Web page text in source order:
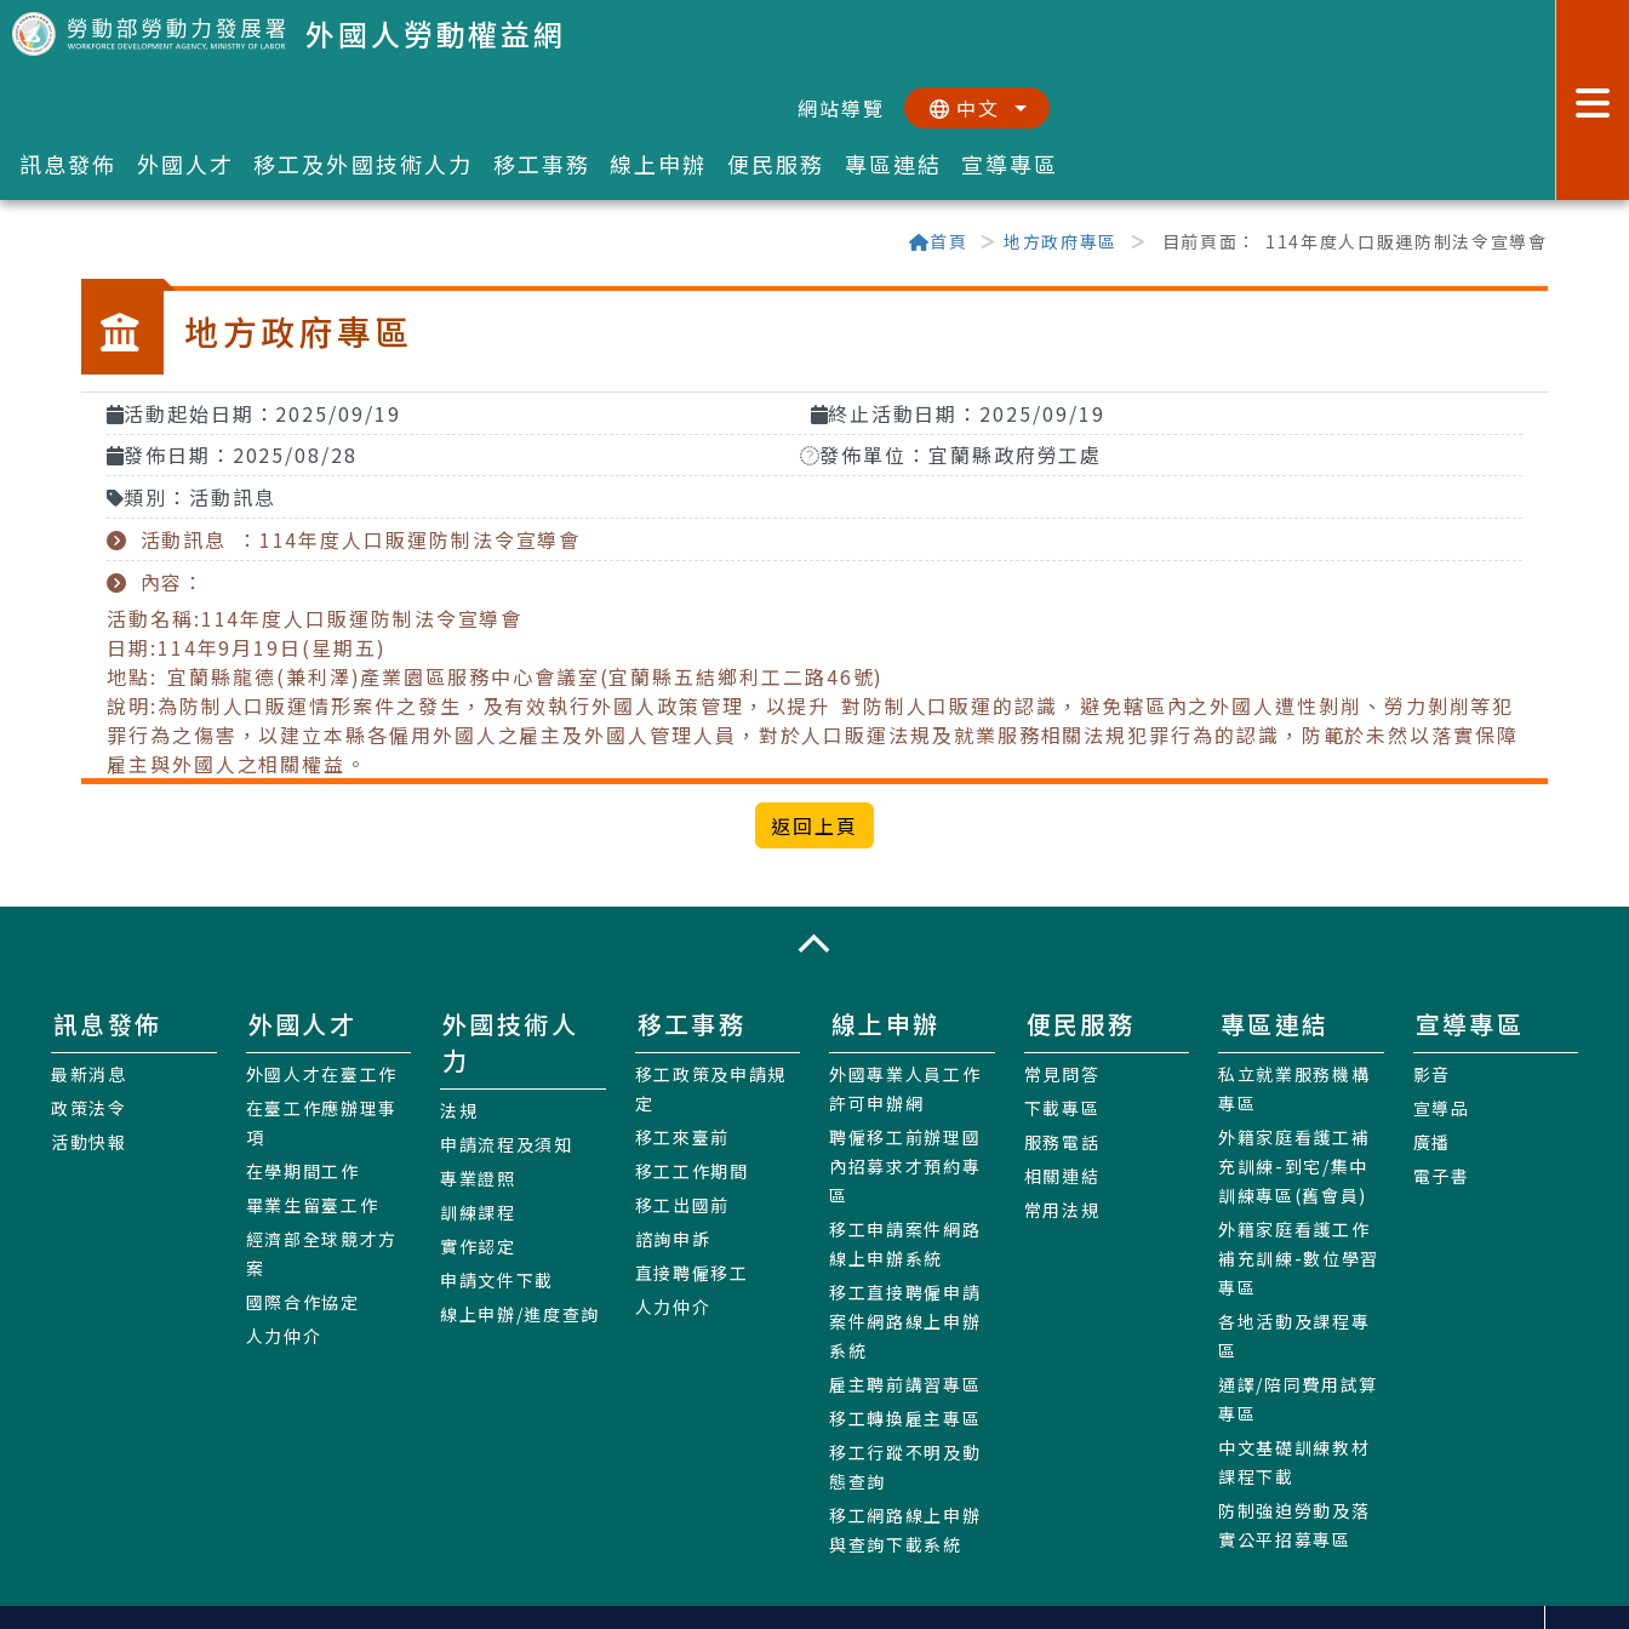
跳到主要內容區塊 外國人勞動權益網
:::網站導覽 中文
訊息發佈 外國人才 移工及外國技術人力 移工事務 線上申辦 便民服務 專區連結 宣導專區
首頁 地方政府專區 目前頁面： 114年度人口販運防制法令宣導會
地方政府專區
活動起始日期：2025/09/19
終止活動日期：2025/09/19
發佈日期：2025/08/28
發佈單位：宜蘭縣政府勞工處
類別：活動訊息
活動訊息 ：114年度人口販運防制法令宣導會
內容：
活動名稱:114年度人口販運防制法令宣導會
日期:114年9月19日(星期五)
地點: 宜蘭縣龍德(兼利澤)產業園區服務中心會議室(宜蘭縣五結鄉利工二路46號)
說明:為防制人口販運情形案件之發生，及有效執行外國人政策管理，以提升 對防制人口販運的認識，避免轄區內之外國人遭性剝削、勞力剝削等犯
罪行為之傷害，以建立本縣各僱用外國人之雇主及外國人管理人員，對於人口販運法規及就業服務相關法規犯罪行為的認識，防範於未然以落實保障
雇主與外國人之相關權益。
訊息發佈
最新消息
政策法令
活動快報
外國人才
外國人才在臺工作
在臺工作應辦理事
項
在學期間工作
畢業生留臺工作
經濟部全球競才方
案
國際合作協定
人力仲介
外國技術人
力
法規
申請流程及須知
專業證照
訓練課程
實作認定
申請文件下載
線上申辦/進度查詢
移工事務
移工政策及申請規
定
移工來臺前
移工工作期間
移工出國前
諮詢申訴
直接聘僱移工
人力仲介
線上申辦
外國專業人員工作
許可申辦網
聘僱移工前辦理國
內招募求才預約專
區
移工申請案件網路
線上申辦系統
移工直接聘僱申請
案件網路線上申辦
系統
雇主聘前講習專區
移工轉換雇主專區
移工行蹤不明及動
態查詢
移工網路線上申辦
與查詢下載系統
便民服務
常見問答
下載專區
服務電話
相關連結
常用法規
專區連結
私立就業服務機構
專區
外籍家庭看護工補
充訓練-到宅/集中
訓練專區(舊會員)
外籍家庭看護工作
補充訓練-數位學習
專區
各地活動及課程專
區
通譯/陪同費用試算
專區
中文基礎訓練教材
課程下載
防制強迫勞動及落
實公平招募專區
宣導專區
影音
宣導品
廣播
電子書